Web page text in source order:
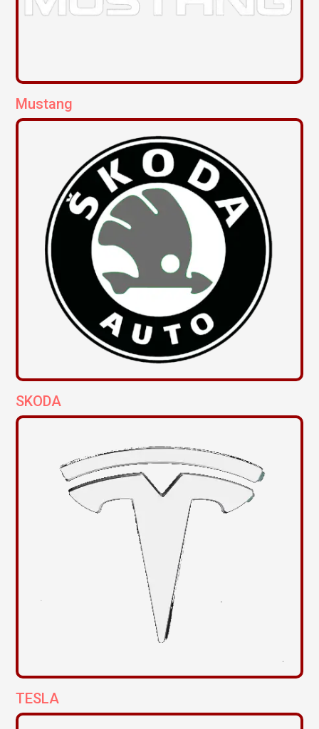
Mustang
SKODA
TESLA